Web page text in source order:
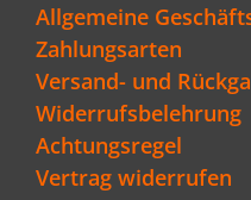
Allgemeine
Zahlungsarten
Versand- und
Widerrufsbelehrung
Achtungsregel
Vertrag widerrufen